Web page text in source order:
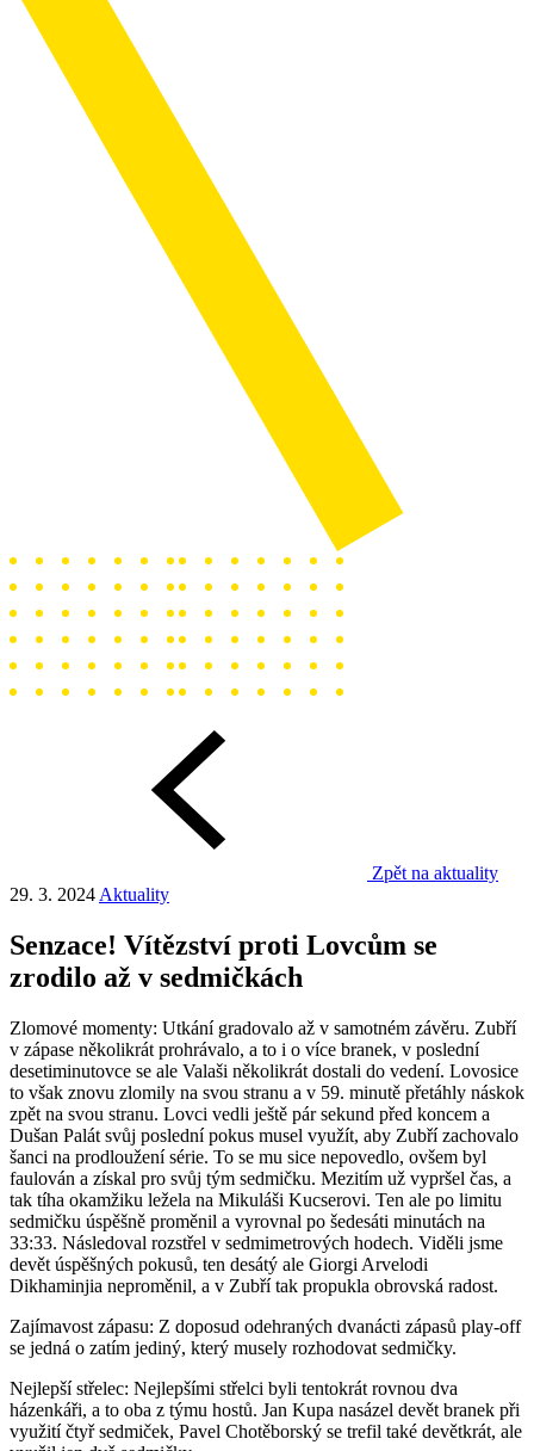
Zpět na aktuality
29. 3. 2024 Aktuality
Senzace! Vítězství proti Lovcům se
zrodilo až v sedmičkách
Zlomové momenty: Utkání gradovalo až v samotném závěru. Zubří
v zápase několikrát prohrávalo, a to i o více branek, v poslední
desetiminutovce se ale Valaši několikrát dostali do vedení. Lovosice
to však znovu zlomily na svou stranu a v 59. minutě přetáhly náskok
zpět na svou stranu. Lovci vedli ještě pár sekund před koncem a
Dušan Palát svůj poslední pokus musel využít, aby Zubří zachovalo
šanci na prodloužení série. To se mu sice nepovedlo, ovšem byl
faulován a získal pro svůj tým sedmičku. Mezitím už vypršel čas, a
tak tíha okamžiku ležela na Mikuláši Kucserovi. Ten ale po limitu
sedmičku úspěšně proměnil a vyrovnal po šedesáti minutách na
33:33. Následoval rozstřel v sedmimetrových hodech. Viděli jsme
devět úspěšných pokusů, ten desátý ale Giorgi Arvelodi
Dikhaminjia neproměnil, a v Zubří tak propukla obrovská radost.
Zajímavost zápasu: Z doposud odehraných dvanácti zápasů play-off
se jedná o zatím jediný, který musely rozhodovat sedmičky.
Nejlepší střelec: Nejlepšími střelci byli tentokrát rovnou dva
házenkáři, a to oba z týmu hostů. Jan Kupa nasázel devět branek při
využití čtyř sedmiček, Pavel Chotěborský se trefil také devětkrát, ale